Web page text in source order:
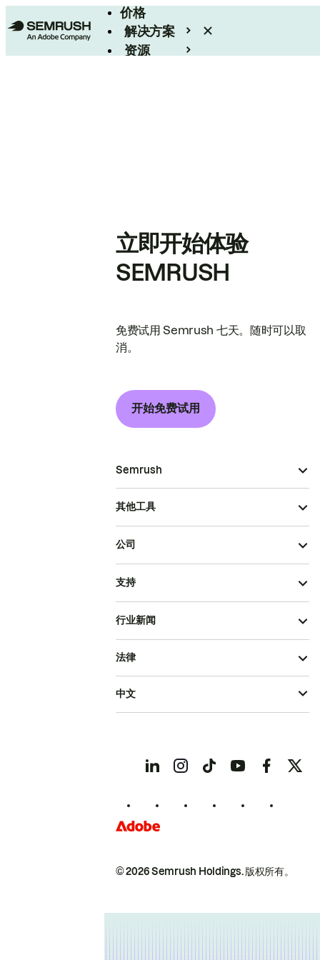
价格
解决方案
资源
立即开始体验
SEMRUSH
免费试用 Semrush 七天。随时可以取
消。
开始免费试用
Semrush
其他工具
公司
支持
行业新闻
© 2026 Semrush Holdings.版权所有。
法律
中文